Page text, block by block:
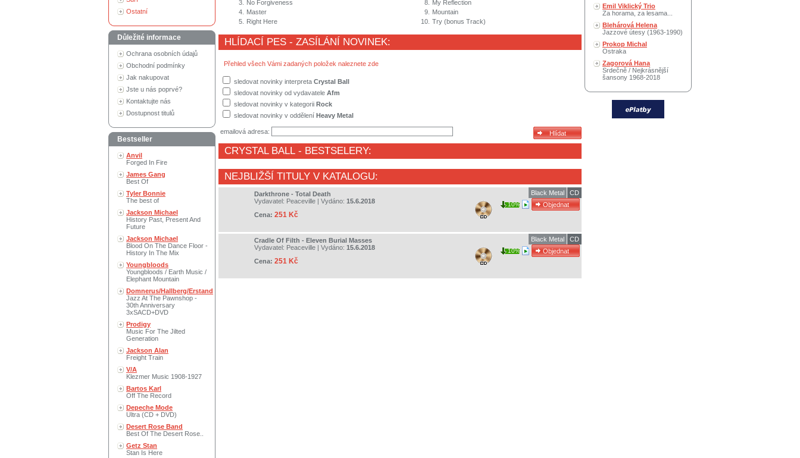
Ostatní
Důležité informace
Ochrana osobních údajů
Obchodní podmínky
Jak nakupovat
Jste u nás poprvé?
Kontaktujte nás
Dostupnost titulů
Bestseller
Anvil
Forged In Fire
James Gang
Best Of
Tyler Bonnie
The best of
Jackson Michael
History Past, Present And
Future
Jackson Michael
Blood On The Dance Floor -
History In The Mix
Youngbloods
Youngbloods / Earth Music /
Elephant Mountain
Domnerus/Hallberg/Erstand
Jazz At The Pawnshop -
30th Anniversary
3xSACD+DVD
Prodigy
Music For The Jilted
Generation
Jackson Alan
Freight Train
V/A
Klezmer Music 1908-1927
Bartos Karl
Off The Record
Depeche Mode
Ultra (CD + DVD)
Desert Rose Band
Best Of The Desert Rose..
Getz Stan
Stan Is Here
3.
No Forgiveness
4.
Master
5.
Right Here
8.
My Reflection
9.
Mountain
10. Try (bonus Track)
HLÍDACÍ PES - ZASÍLÁNÍ NOVINEK:
Přehled všech Vámi zadaných položek naleznete zde
sledovat novinky interpreta Crystal Ball
sledovat novinky od vydavatele Afm
sledovat novinky v kategorii Rock
sledovat novinky v oddělení Heavy Metal
emailová adresa:
CRYSTAL BALL - BESTSELERY:
NEJBLIŽŠÍ TITULY V KATALOGU:
Darkthrone - Total Death
Vydavatel: Peaceville | Vydáno: 15.6.2018
Cena: 251 Kč
CD
Black Metal
10%
Cradle Of Filth - Eleven Burial Masses
Vydavatel: Peaceville | Vydáno: 15.6.2018
Cena: 251 Kč
CD
Black Metal
10%
Emil Viklický Trio
Za horama, za lesama...
Blehárová Helena
Jazzové útesy (1963-1990)
Prokop Michal
Ostraka
Zagorová Hana
Srdečně / Nejkrásnější
šansony 1968-2018